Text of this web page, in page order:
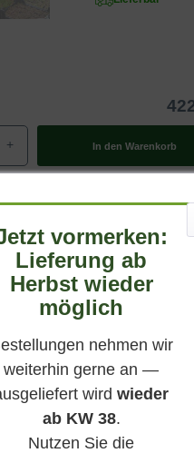
+ In den Warenkorb
Spalier 10-12 StU m.
Stammhöhe
200 cm
Gesamthöhe
320 cm
120 cm
Spalierbreite
Lieferbar ab
vormerken:
Lieferung ab
Herbst wieder
möglich
nehmen wir
weiterhin gerne an —
wirdwieder
ab KW 38.
Nutzen Sie die